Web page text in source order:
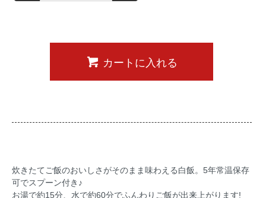
カートに入れる
炊きたてご飯のおいしさがそのまま味わえる白飯。5年常温保存
可でスプーン付き♪
お湯で約15分、水で約60分でふんわりご飯が出来上がります!